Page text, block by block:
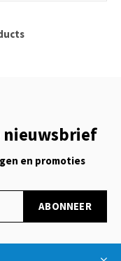
nieuwsbrief
en promoties
ABONNEER